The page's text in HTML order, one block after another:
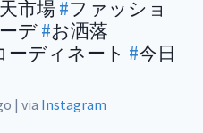
市場#ファッショ
デ#お洒落
ーディネート #今日
| via Instagram